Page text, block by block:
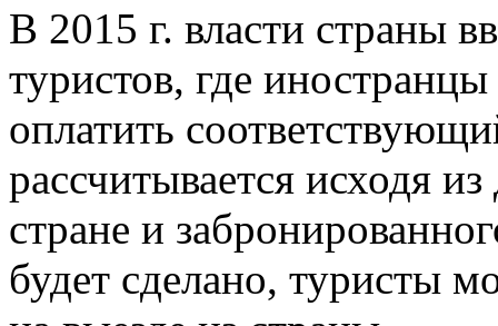
В 2015 г. власти страны
туристов, где
оплатить
рассчитывается исходя
стране и
будет сделано, туристы